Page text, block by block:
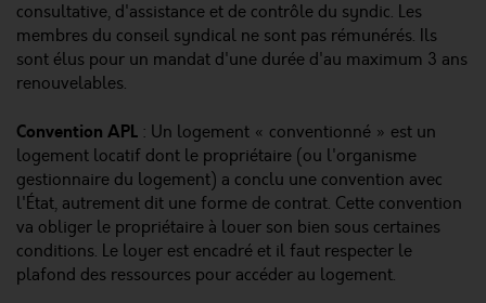
consultative, d'assistance et de contrôle du syndic. Les
membres du conseil syndical ne sont pas rémunérés. Ils
sont élus pour un mandat d'une durée d'au maximum 3 ans
renouvelables.
Convention APL : Un logement « conventionné » est un
logement locatif dont le propriétaire (ou l'organisme
gestionnaire du logement) a conclu une convention avec
l'État, autrement dit une forme de contrat. Cette convention
va obliger le propriétaire à louer son bien sous certaines
conditions. Le loyer est encadré et il faut respecter le
plafond des ressources pour accéder au logement.